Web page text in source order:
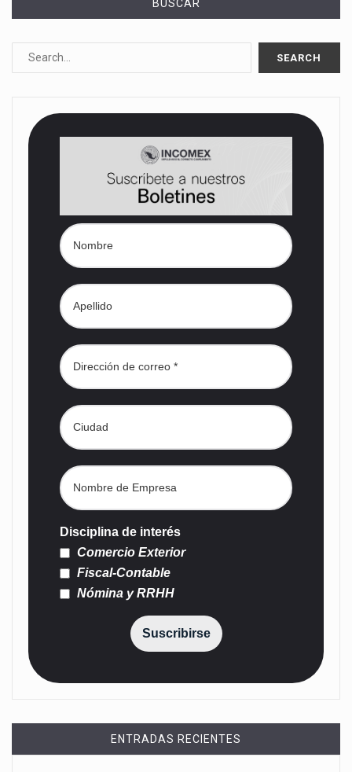
BUSCAR
Disciplina de interés
Comercio Exterior
Fiscal-Contable
Nómina y RRHH
Suscribirse
ENTRADAS RECIENTES